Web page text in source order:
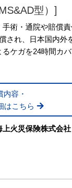
型）]
術・通院や賠償
され、日本国内外
ケガを24時間カ
容・
はこちら
上火災保険株式会社